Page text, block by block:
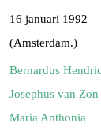
16 januari 1992
(Amsterdam.)
Bernardus
Josephus van Zon
Maria Anthonia